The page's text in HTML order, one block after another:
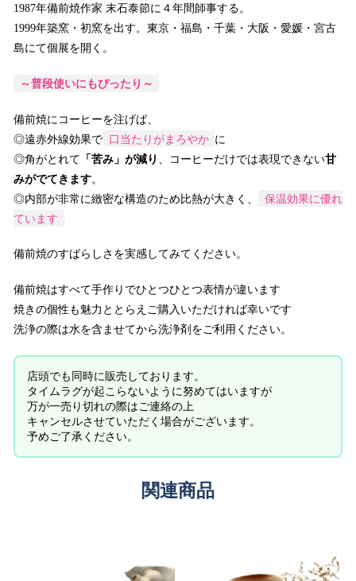
1987年備前焼作家 末石泰節に４年間師事する。
1999年築窯・初窯を出す。東京・福島・千葉・大阪・愛媛・宮古
島にて個展を開く。
～普段使いにもぴったり～
備前焼にコーヒーを注げば、
◎遠赤外線効果で 口当たりがまろやか に
◎角がとれて 「苦み」が減り 、コーヒーだけでは表現できない甘
みがでてきます。
◎内部が非常に緻密な構造のため比熱が大きく、
保温効果に優れ
ています
備前焼のすばらしさを実感してみてください。
備前焼はすべて手作りでひとつひとつ表情が違います
焼きの個性も魅力ととらえご購入いただければ幸いです
洗浄の際は水を含ませてから洗浄剤をご利用ください。
店頭でも同時に販売しております。
タイムラグが起こらないように努めてはいますが
万が一売り切れの際はご連絡の上
キャンセルさせていただく場合がございます。
予めご了承ください。
関連商品